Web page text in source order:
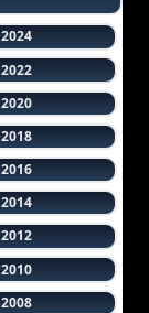
2024
2022
2020
2018
2016
2014
2012
2010
2008